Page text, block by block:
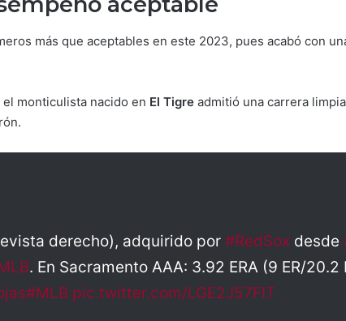
más que aceptables en este 2023, pues acabó con
el monticulista nacido en El Tigre admitió una carrera
derecho), adquirido por #RedSox desde
. En Sacramento AAA: 3.92 ERA (9 ER/
#MLB pic.twitter.com/LGE2J57FIT